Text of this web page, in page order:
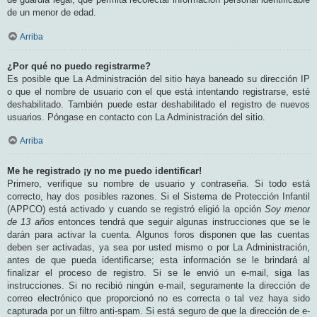
de un menor de edad.
Arriba
¿Por qué no puedo registrarme?
Es posible que La Administración del sitio haya baneado su dirección IP
o que el nombre de usuario con el que está intentando registrarse, esté
deshabilitado. También puede estar deshabilitado el registro de nuevos
usuarios. Póngase en contacto con La Administración del sitio.
Arriba
Me he registrado ¡y no me puedo identificar!
Primero, verifique su nombre de usuario y contraseña. Si todo está
correcto, hay dos posibles razones. Si el Sistema de Protección Infantil
(APPCO) está activado y cuando se registró eligió la opción Soy menor
de 13 años entonces tendrá que seguir algunas instrucciones que se le
darán para activar la cuenta. Algunos foros disponen que las cuentas
deben ser activadas, ya sea por usted mismo o por La Administración,
antes de que pueda identificarse; esta información se le brindará al
finalizar el proceso de registro. Si se le envió un e-mail, siga las
instrucciones. Si no recibió ningún e-mail, seguramente la dirección de
correo electrónico que proporcionó no es correcta o tal vez haya sido
capturada por un filtro anti-spam. Si está seguro de que la dirección de e-